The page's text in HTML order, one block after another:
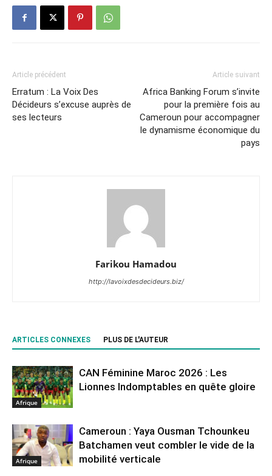
Article précédent
Erratum : La Voix Des
Décideurs s’excuse auprès de
ses lecteurs
Article suivant
Africa Banking Forum s’invite
pour la première fois au
Cameroun pour accompagner
le dynamisme économique du
pays
Farikou Hamadou
http://lavoixdesdecideurs.biz/
ARTICLES CONNEXES PLUS DE L'AUTEUR
Afrique
CAN Féminine Maroc 2026 : Les
Lionnes Indomptables en quête gloire
Afrique
Cameroun : Yaya Ousman Tchounkeu
Batchamen veut combler le vide de la
mobilité verticale